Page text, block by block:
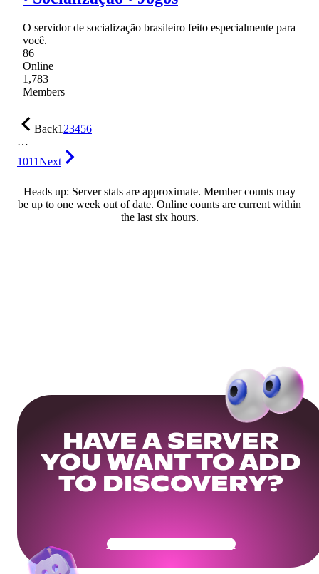
O servidor de socialização brasileiro feito especialmente para
você.
86
Online
1,783
Members
Back123456
…
1011Next
Heads up: Server stats are approximate. Member counts may
be up to one week out of date. Online counts are current within
the last six hours.
HAVE A SERVER
YOU WANT TO ADD
TO DISCOVERY?
Get Your Community Ready